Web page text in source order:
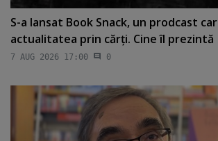
S-a lansat Book Snack, un prodcast
actualitatea prin cărţi. Cine îl prezintă
7 AUG 2026 17:00 0